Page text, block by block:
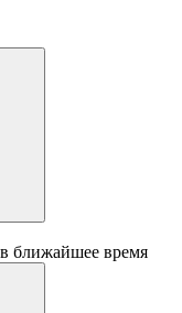
ближайшее время